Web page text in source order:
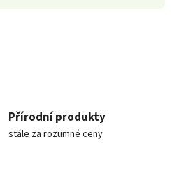
Přírodní produkty
stále za rozumné ceny